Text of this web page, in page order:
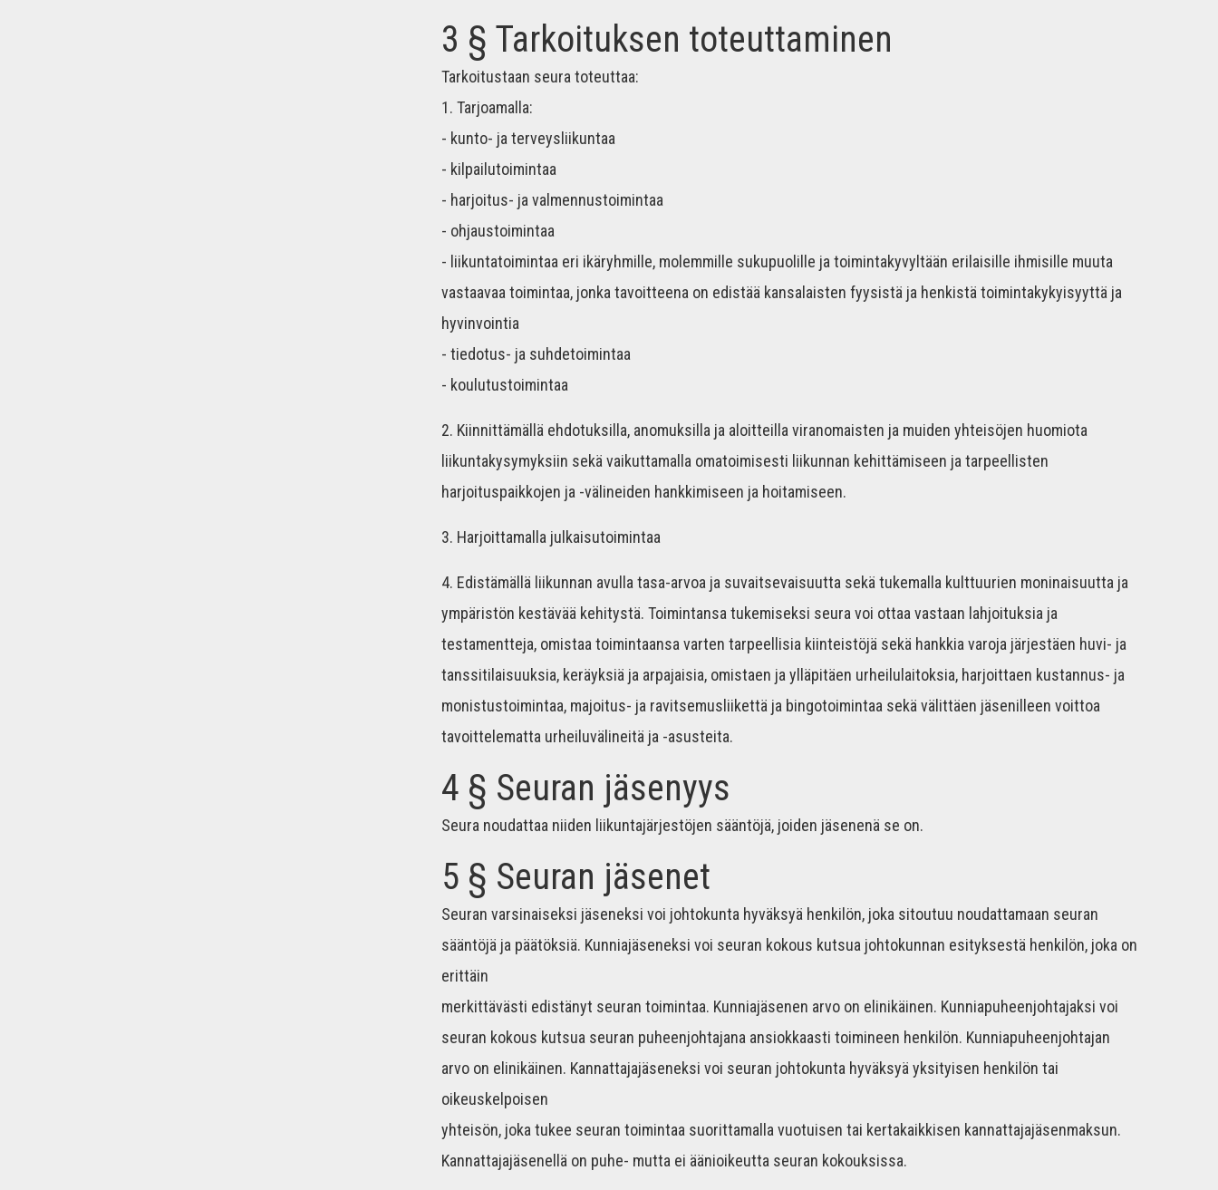
3 § Tarkoituksen toteuttaminen
Tarkoitustaan seura toteuttaa:
1. Tarjoamalla:
- kunto- ja terveysliikuntaa
- kilpailutoimintaa
- harjoitus- ja valmennustoimintaa
- ohjaustoimintaa
- liikuntatoimintaa eri ikäryhmille, molemmille sukupuolille ja toimintakyvyltään erilaisille ihmisille muuta
vastaavaa toimintaa, jonka tavoitteena on edistää kansalaisten fyysistä ja henkistä toimintakykyisyyttä ja
hyvinvointia
- tiedotus- ja suhdetoimintaa
- koulutustoimintaa
2. Kiinnittämällä ehdotuksilla, anomuksilla ja aloitteilla viranomaisten ja muiden yhteisöjen huomiota
liikuntakysymyksiin sekä vaikuttamalla omatoimisesti liikunnan kehittämiseen ja tarpeellisten
harjoituspaikkojen ja -välineiden hankkimiseen ja hoitamiseen.
3. Harjoittamalla julkaisutoimintaa
4. Edistämällä liikunnan avulla tasa-arvoa ja suvaitsevaisuutta sekä tukemalla kulttuurien moninaisuutta ja
ympäristön kestävää kehitystä. Toimintansa tukemiseksi seura voi ottaa vastaan lahjoituksia ja
testamentteja, omistaa toimintaansa varten tarpeellisia kiinteistöjä sekä hankkia varoja järjestäen huvi- ja
tanssitilaisuuksia, keräyksiä ja arpajaisia, omistaen ja ylläpitäen urheilulaitoksia, harjoittaen kustannus- ja
monistustoimintaa, majoitus- ja ravitsemusliikettä ja bingotoimintaa sekä välittäen jäsenilleen voittoa
tavoittelematta urheiluvälineitä ja -asusteita.
4 § Seuran jäsenyys
Seura noudattaa niiden liikuntajärjestöjen sääntöjä, joiden jäsenenä se on.
5 § Seuran jäsenet
Seuran varsinaiseksi jäseneksi voi johtokunta hyväksyä henkilön, joka sitoutuu noudattamaan seuran
sääntöjä ja päätöksiä. Kunniajäseneksi voi seuran kokous kutsua johtokunnan esityksestä henkilön, joka on
erittäin
merkittävästi edistänyt seuran toimintaa. Kunniajäsenen arvo on elinikäinen. Kunniapuheenjohtajaksi voi
seuran kokous kutsua seuran puheenjohtajana ansiokkaasti toimineen henkilön. Kunniapuheenjohtajan
arvo on elinikäinen. Kannattajajäseneksi voi seuran johtokunta hyväksyä yksityisen henkilön tai
oikeuskelpoisen
yhteisön, joka tukee seuran toimintaa suorittamalla vuotuisen tai kertakaikkisen kannattajajäsenmaksun.
Kannattajajäsenellä on puhe- mutta ei äänioikeutta seuran kokouksissa.